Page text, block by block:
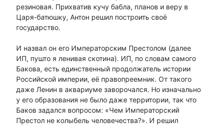
резиновая. Прихватив кучу бабла, планов и веру в
Царя-батюшку, Антон решил построить своё
государство.
И назвал он его Императорским Престолом (далее
ИП, пушто я ленивая скотина). ИП, по словам самого
Бакова, есть единственный продолжатель истории
Российской империи, её правопреемник. От такого
даже Ленин в аквариуме заворочался. Но изначально
у его образования не было даже территории, так что
Баков задался вопросом: «Чем Императорский
Престол не колыбель человечества?». И решил